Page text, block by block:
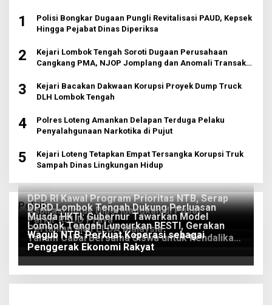
1
Polisi Bongkar Dugaan Pungli Revitalisasi PAUD, Kepsek
Hingga Pejabat Dinas Diperiksa
2
Kejari Lombok Tengah Soroti Dugaan Perusahaan
Cangkang PMA, NJOP Jomplang dan Anomali Transaksi
3
Kejari Bacakan Dakwaan Korupsi Proyek Dump Truck
DLH Lombok Tengah
4
Polres Loteng Amankan Delapan Terduga Pelaku
Penyalahgunaan Narkotika di Pujut
5
Kejari Loteng Tetapkan Empat Tersangka Korupsi Truk
Sampah Dinas Lingkungan Hidup
Politik
DPD RI Kawal Program Prioritas NTB, Serap
Aspirasi untuk Diperjuangkan di Pusat
DPRD Lombok Tengah Dukung Perluasan
Parkir RSUD Praya
Musda HKTI: Gubernur Tawarkan Model
Pertanian ala FELDA Malaysia
Lombok Tengah Luncurkan BESTI, Gerakan
Tanam Cabai Bersama Siswa untuk Kendalikan
Inflasi
Wagub NTB: Perkuat Koperasi sebagai
Penggerak Ekonomi Rakyat